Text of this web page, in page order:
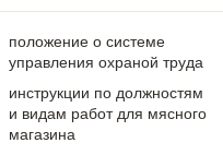
положение о системе
управления охраной труда
инструкции по должностям
и видам работ для мясного
магазина